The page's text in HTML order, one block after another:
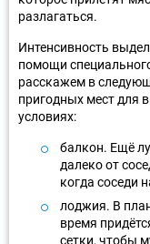
разлагаться.
Интенсивность
помощи
расскажем в
пригодных мест
условиях:
балкон. Ещё
далеко от
когда соседи
лоджия. В
время
сетки, чтобы